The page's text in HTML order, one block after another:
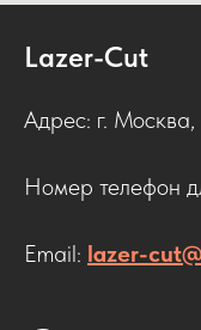
Lazer-Cut
Адрес: г.
Номер телефон
Email: lazer-